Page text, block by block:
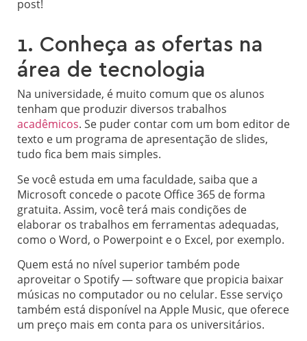
post!
1. Conheça as ofertas na
área de tecnologia
Na universidade, é muito comum que os alunos
tenham que produzir diversos trabalhos
acadêmicos. Se puder contar com um bom editor de
texto e um programa de apresentação de slides,
tudo fica bem mais simples.
Se você estuda em uma faculdade, saiba que a
Microsoft concede o pacote Office 365 de forma
gratuita. Assim, você terá mais condições de
elaborar os trabalhos em ferramentas adequadas,
como o Word, o Powerpoint e o Excel, por exemplo.
Quem está no nível superior também pode
aproveitar o Spotify — software que propicia baixar
músicas no computador ou no celular. Esse serviço
também está disponível na Apple Music, que oferece
um preço mais em conta para os universitários.